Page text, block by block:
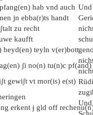
hab vnd auch
jn ebba(r)ts handt
zu recht
kaufft
beyd(en) teyln v(er)bott
ʃi no(n) tu(n)c pf(and)
gewiʃt vt mor(is) e(st)
erkent ɉ gld off
Und